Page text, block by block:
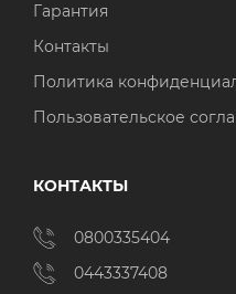
Гарантия
Контакты
Политика
Пользовательское
КОНТАКТЫ
0800335404
0443337408